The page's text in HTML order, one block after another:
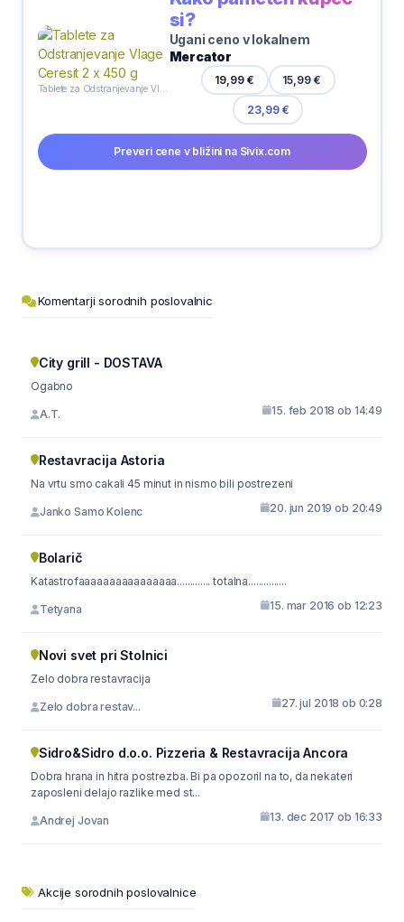
si?
Ugani ceno v lokalnem
Mercator
19,99 € 15,99 €
23,99 €
Preveri cene v bližini na Sivix.com
Komentarji sorodnih poslovalnic
City grill - DOSTAVA
Ogabno
A.T. 15. feb 2018 ob 14:49
Restavracija Astoria
Na vrtu smo cakali 45 minut in nismo bili postrezeni
Janko Samo Kolenc 20. jun 2019 ob 20:49
Bolarič
Katastrofaaaaaaaaaaaaaaaa............. totalna...............
Tetyana 15. mar 2016 ob 12:23
Novi svet pri Stolnici
Zelo dobra restavracija
Zelo dobra restav... 27. jul 2018 ob 0:28
Sidro&Sidro d.o.o. Pizzeria & Restavracija Ancora
Dobra hrana in hitra postrezba. Bi pa opozoril na to, da nekateri
zaposleni delajo razlike med st...
Andrej Jovan 13. dec 2017 ob 16:33
Akcije sorodnih poslovalnice